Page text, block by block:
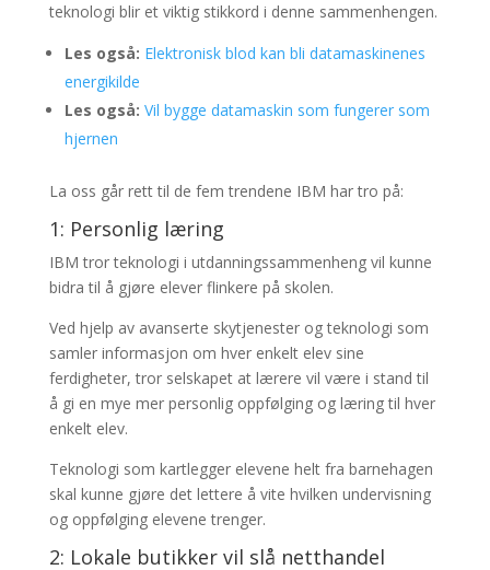
teknologi blir et viktig stikkord i denne sammenhengen.
Les også: Elektronisk blod kan bli datamaskinenes
energikilde
Les også: Vil bygge datamaskin som fungerer som
hjernen
La oss går rett til de fem trendene IBM har tro på:
1: Personlig læring
IBM tror teknologi i utdanningssammenheng vil kunne
bidra til å gjøre elever flinkere på skolen.
Ved hjelp av avanserte skytjenester og teknologi som
samler informasjon om hver enkelt elev sine
ferdigheter, tror selskapet at lærere vil være i stand til
å gi en mye mer personlig oppfølging og læring til hver
enkelt elev.
Teknologi som kartlegger elevene helt fra barnehagen
skal kunne gjøre det lettere å vite hvilken undervisning
og oppfølging elevene trenger.
2: Lokale butikker vil slå netthandel